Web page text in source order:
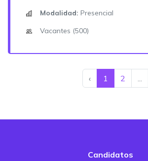
Modalidad: Presencial
Vacantes (500)
‹ 1 2 ...
Candidatos